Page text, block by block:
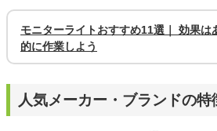
モニターライトおすすめ11選｜ 効果は
的に作業しよう
人気メーカー・ブランドの特